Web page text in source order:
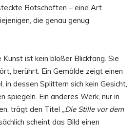
Botschaften – eine Art
die genau genug
Kunst ist kein bloßer Blickfang. Sie
berührt. Ein Gemälde zeigt einen
in dessen Splittern sich kein Gesicht,
spiegeln. Ein anderes Werk, nur in
trägt den Titel „Die Stille vor dem
scheint das Bild einen